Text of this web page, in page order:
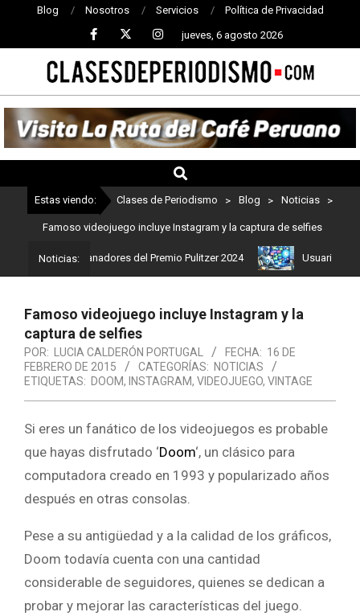
Blog Nosotros Servicios Política de Privacidad
jueves, 6 agosto 2026
CLASES
DE
PERIODISMO
Estas viendo: Clases de Periodismo > Blog > Noticias >
Famoso videojuego incluye Instagram y la captura de selfies
Noticias:
son los ganadores del Premio Pulitzer 2024 Usuarios de
Famoso videojuego incluye Instagram y la
captura de selfies
POR: LUCIA CALDERÓN PORTUGAL FECHA: 16 DE
FEBRERO DE 2015
CATEGORÍAS: NOTICIAS
ETIQUETAS: DOOM, INSTAGRAM, VIDEOJUEGO, VINTAGE
Si eres un fanático de los videojuegos es probable
que hayas disfrutado ‘Doom‘, un clásico para
computadora creado en 1993 y popularizado años
después en otras consolas.
Pese a su antigüedad y a la calidad de los gráficos,
Doom todavía cuenta con una cantidad
considerable de seguidores, quienes se dedican a
probar y mejorar las características del juego.